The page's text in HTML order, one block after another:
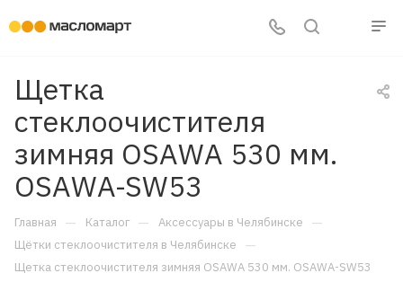
Щетка
стеклоочистителя
зимняя OSAWA 530 мм.
OSAWA-SW53
Главная — Каталог — Аксессуары в Челябинске —
Щётки стеклоочистителя в Челябинске —
Щетка стеклоочистителя зимняя OSAWA 530 мм. OSAWA-SW53